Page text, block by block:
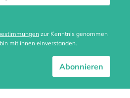
zur Kenntnis genommen
mit ihnen einverstanden.
Abonnieren